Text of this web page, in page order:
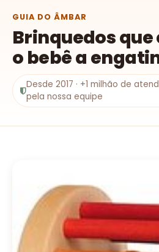
GUIA DO ÂMBAR
Brinquedos
o bebê a
Desde 2017 · +1 milhão de
pela nossa equipe